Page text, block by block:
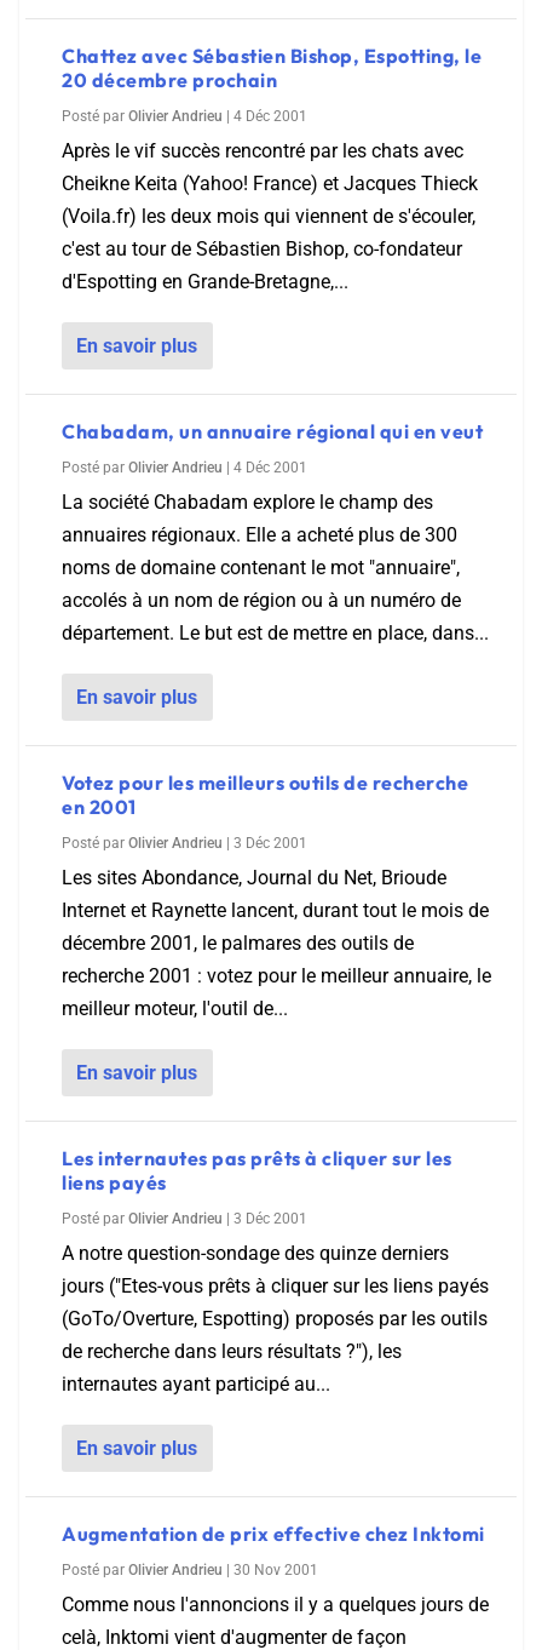
Chattez avec Sébastien Bishop, Espotting, le
20 décembre prochain
Posté par Olivier Andrieu 4 Déc 2001
Après le vif succès rencontré par les chats avec
Cheikne Keita (Yahoo! France) et Jacques Thieck
(Voila.fr) les deux mois qui viennent de s'écouler,
c'est au tour de Sébastien Bishop, co-fondateur
d'Espotting en Grande-Bretagne,...
En savoir plus
Chabadam, un annuaire régional qui en veut
Posté par Olivier Andrieu 4 Déc 2001
La société Chabadam explore le champ des
annuaires régionaux. Elle a acheté plus de 300
noms de domaine contenant le mot "annuaire",
accolés à un nom de région ou à un numéro de
département. Le but est de mettre en place, dans...
En savoir plus
Votez pour les meilleurs outils de recherche
en 2001
Posté par Olivier Andrieu 3 Déc 2001
Les sites Abondance, Journal du Net, Brioude
Internet et Raynette lancent, durant tout le mois de
décembre 2001, le palmares des outils de
recherche 2001 : votez pour le meilleur annuaire, le
meilleur moteur, l'outil de...
En savoir plus
Les internautes pas prêts à cliquer sur les
liens payés
Posté par Olivier Andrieu 3 Déc 2001
A notre question-sondage des quinze derniers
jours ("Etes-vous prêts à cliquer sur les liens payés
(GoTo/Overture, Espotting) proposés par les outils
de recherche dans leurs résultats ?"), les
internautes ayant participé au...
En savoir plus
Augmentation de prix effective chez Inktomi
Posté par Olivier Andrieu 30 Nov 2001
Comme nous l'annoncions il y a quelques jours de
celà, Inktomi vient d'augmenter de façon